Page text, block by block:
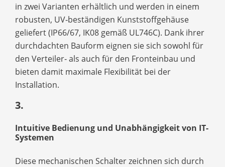
in zwei Varianten erhältlich und werden in einem
robusten, UV‑beständigen Kunststoffgehäuse
geliefert (IP66/67, IK08 gemäß UL746C). Dank ihrer
durchdachten Bauform eignen sie sich sowohl für
den Verteiler‑ als auch für den Fronteinbau und
bieten damit maximale Flexibilität bei der
Installation.
3.
Intuitive Bedienung und Unabhängigkeit von IT-
Systemen
Diese mechanischen Schalter zeichnen sich durch